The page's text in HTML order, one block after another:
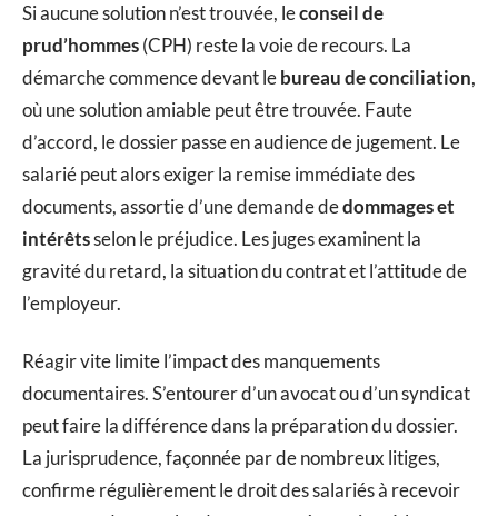
Si aucune solution n’est trouvée, leconseil de
prud’hommes(CPH) reste la voie de recours. La
démarche commence devant lebureau de conciliation,
où une solution amiable peut être trouvée. Faute
d’accord, le dossier passe en audience de jugement. Le
salarié peut alors exiger la remise immédiate des
documents, assortie d’une demande dedommages et
intérêtsselon le préjudice. Les juges examinent la
gravité du retard, la situation du contrat et l’attitude de
l’employeur.
Réagir vite limite l’impact des manquements
documentaires. S’entourer d’un avocat ou d’un syndicat
peut faire la différence dans la préparation du dossier.
La jurisprudence, façonnée par de nombreux litiges,
confirme régulièrement le droit des salariés à recevoir